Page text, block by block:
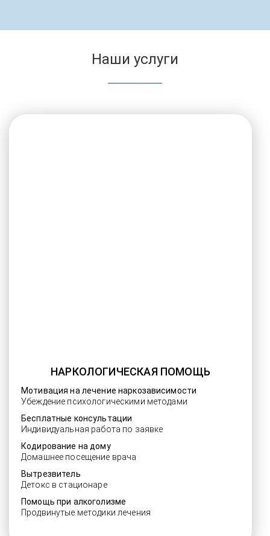
Наши услуги
НАРКОЛОГИЧЕСКАЯ ПОМОЩЬ
Мотивация на лечение наркозависимости
Убеждение психологическими методами
Бесплатные консультации
Индивидуальная работа по заявке
Кодирование на дому
Домашнее посещение врача
Вытрезвитель
Детокс в стационаре
Помощь при алкоголизме
Продвинутые методики лечения